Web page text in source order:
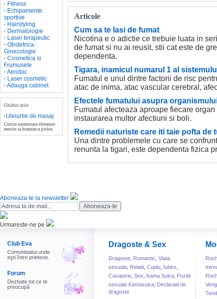
· Fitness
· Echipamente
sportive
· Hairstyling
· Dermatologie
· Laser terapeutic
· Obstetrica-
Ginecologie
· Cosmetica si
Frumusete
· Aerobic
· Laser cosmetic
· Adauga cabinet
Ghiduri utile
·Uleiurile de masaj
Contin numeroase elemente
menite sa hraneasca pielea.
Articole
Cum sa te lasi de fumat
Nicotina e o adictie ce trebuie luata in
de fumat si nu ai reusit, stii cat este de
dependenta.
Tigara, inamicul numarul 1 al
Fumatul e unul dintre factorii de risc
atac de inima, atac vascular cerebral,
Efectele fumatului asupra
Fumatul afecteaza aproape fiecare
instaurarea multor afectiuni si boli.
Remedii naturiste care iti taie pofta de
Una dintre problemele cu care se
renunta la tigari, este dependenta fizica
Aboneaza-te la newsletter
Urmareste-ne pe
Club Eva
Comunitatea unde
eşti între prietene.
Forum
Dezbate tot ce te
preocupă
Dragoste & Sex
Dragoste Romantic Viata
sexuala Relatii Cuplu Iubire
Casatorie Sex Kama Sutra Pozitii
sexuale Kamasutra Declaratii de
dragoste